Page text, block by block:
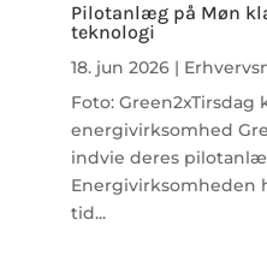
Pilotanlæg på Møn
teknologi
18. jun 2026 |
Foto:
energivirksomhed
indvie deres
tid...